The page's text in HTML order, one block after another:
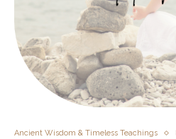
Ancient Wisdom & Timeless Teachings